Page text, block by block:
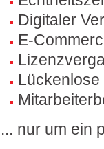
Digitaler
E-
... nur um ein